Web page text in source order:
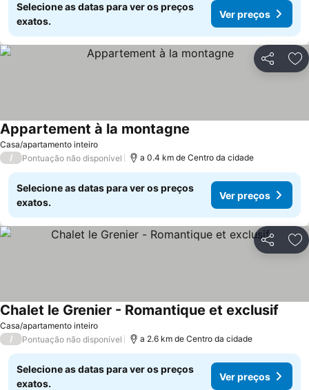
Selecione as datas para ver os preços
exatos.
Ver preços
Partilhar
Casa/apartamento inteiro
Appartement à la montagne
/ Pontuação não disponível a 0.4 km de Centro da cidade
Selecione as datas para ver os preços
exatos.
Ver preços
Partilhar
Casa/apartamento inteiro
Chalet le Grenier - Romantique et exclusif
/ Pontuação não disponível a 2.6 km de Centro da cidade
Selecione as datas para ver os preços
exatos.
Ver preços